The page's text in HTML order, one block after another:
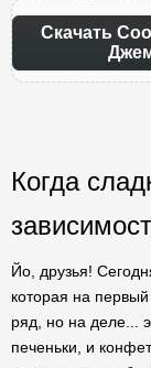
Скачать
Когда
Йо, друзья!
которая на
ряд, но на деле...
печеньки, и